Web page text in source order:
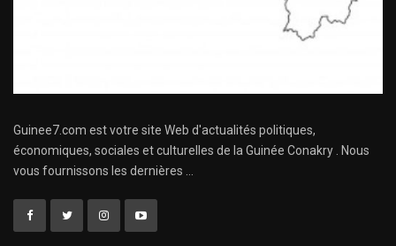
Guinee7.com est votre site Web d'actualités politiques,
économiques, sociales et culturelles de la Guinée Conakry . Nous
vous fournissons les dernières ...